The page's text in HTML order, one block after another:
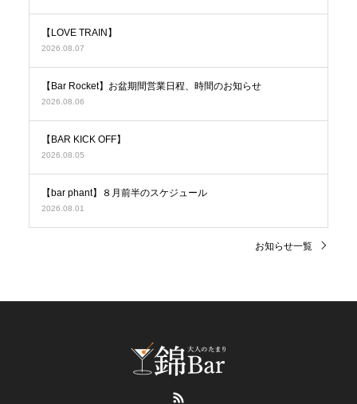
【LOVE TRAIN】
2026.08.07
【Bar Rocket】お盆期間営業日程、時間のお知らせ
2026.08.06
【BAR KICK OFF】
2026.08.05
【bar phant】８月前半のスケジュール
2026.08.01
お知らせ一覧